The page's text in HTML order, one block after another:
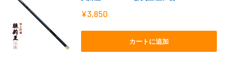
販
価
¥3,850
カートに追加